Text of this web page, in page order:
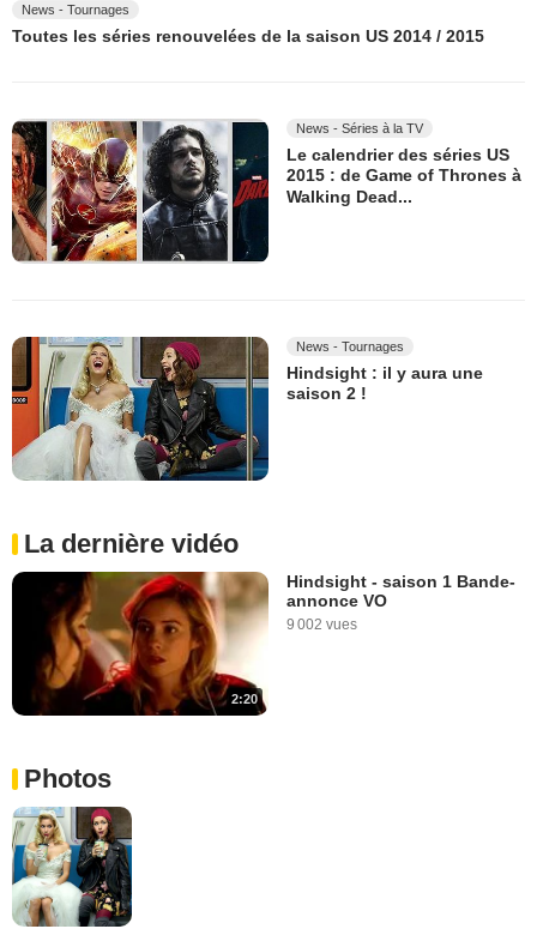
News - Tournages
Toutes les séries renouvelées de la saison US 2014 / 2015
News - Séries à la TV
Le calendrier des séries US
2015 : de Game of Thrones à
Walking Dead...
News - Tournages
Hindsight : il y aura une
saison 2 !
La dernière vidéo
2:20
Hindsight - saison 1 Bande-
annonce VO
9 002 vues
Photos